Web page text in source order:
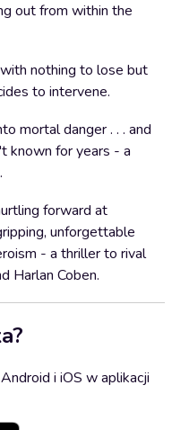
out from within the
nothing to lose but
to intervene.
mortal danger . . . and
known for years - a
forward at
unforgettable
- a thriller to rival
Harlan Coben.
i iOS w aplikacji